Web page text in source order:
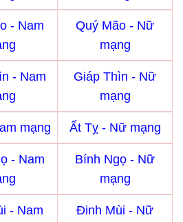
- Nam
Quý Mão - Nữ
mạng
- Nam
Giáp Thìn - Nữ
mạng
mạng Ất Tỵ - Nữ mạng
- Nam
Bính Ngọ - Nữ
mạng
- Nam
Đinh Mùi - Nữ